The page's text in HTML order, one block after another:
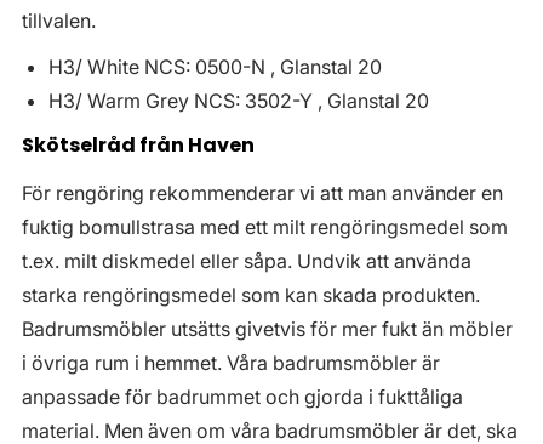
tillvalen.
H3/ White NCS: 0500-N , Glanstal 20
H3/ Warm Grey NCS: 3502-Y , Glanstal 20
Skötselråd från Haven
För rengöring rekommenderar vi att man använder en
fuktig bomullstrasa med ett milt rengöringsmedel som
t.ex. milt diskmedel eller såpa. Undvik att använda
starka rengöringsmedel som kan skada produkten.
Badrumsmöbler utsätts givetvis för mer fukt än möbler
i övriga rum i hemmet. Våra badrumsmöbler är
anpassade för badrummet och gjorda i fukttåliga
material. Men även om våra badrumsmöbler är det, ska